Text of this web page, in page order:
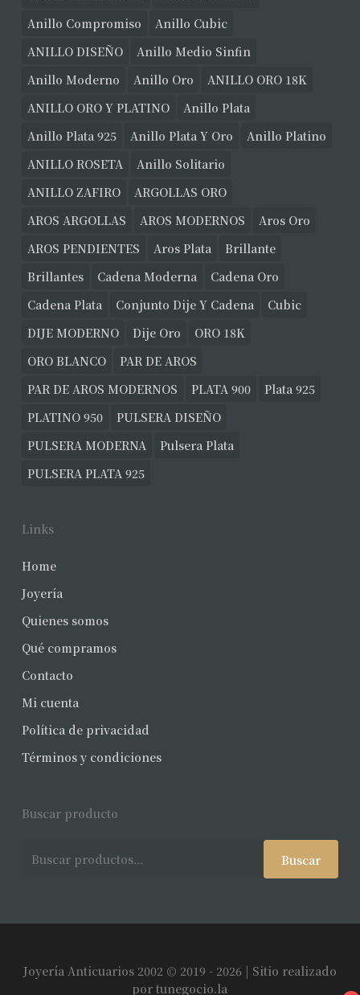
Anillo Compromiso
Anillo Cubic
ANILLO DISEÑO
Anillo Medio Sinfin
Anillo Moderno
Anillo Oro
ANILLO ORO 18K
ANILLO ORO Y PLATINO
Anillo Plata
Anillo Plata 925
Anillo Plata Y Oro
Anillo Platino
ANILLO ROSETA
Anillo Solitario
ANILLO ZAFIRO
ARGOLLAS ORO
AROS ARGOLLAS
AROS MODERNOS
Aros Oro
AROS PENDIENTES
Aros Plata
Brillante
Brillantes
Cadena Moderna
Cadena Oro
Cadena Plata
Conjunto Dije Y Cadena
Cubic
DIJE MODERNO
Dije Oro
ORO 18K
ORO BLANCO
PAR DE AROS
PAR DE AROS MODERNOS
PLATA 900
Plata 925
PLATINO 950
PULSERA DISEÑO
PULSERA MODERNA
Pulsera Plata
PULSERA PLATA 925
Links
Home
Joyería
Quienes somos
Qué compramos
Contacto
Mi cuenta
Política de privacidad
Términos y condiciones
Buscar producto
Buscar
Joyería Anticuarios 2002 © 2019 - 2026 | Sitio realizado
portunegocio.la